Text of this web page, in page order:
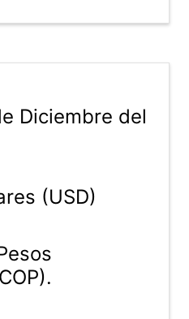
Diciembre del
(USD)